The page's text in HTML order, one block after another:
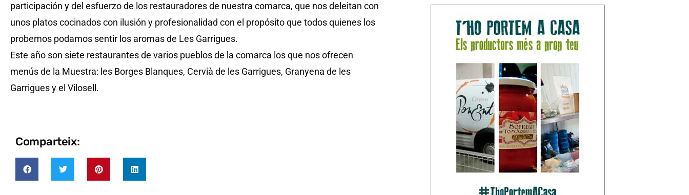
participación y del esfuerzo de los restauradores de nuestra comarca, que nos deleitan con
unos platos cocinados con ilusión y profesionalidad con el propósito que todos quienes los
probemos podamos sentir los aromas de Les Garrigues.
Este año son siete restaurantes de varios pueblos de la comarca los que nos ofrecen
menús de la Muestra: les Borges Blanques, Cervià de les Garrigues, Granyena de les
Garrigues y el Vilosell.
Comparteix: